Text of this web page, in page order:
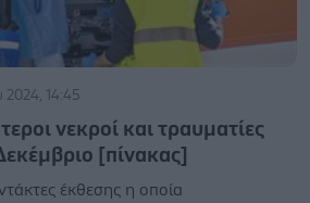
2024, 14:45
νεκροί και τραυματίες
[πίνακας]
έκθεσης η οποία